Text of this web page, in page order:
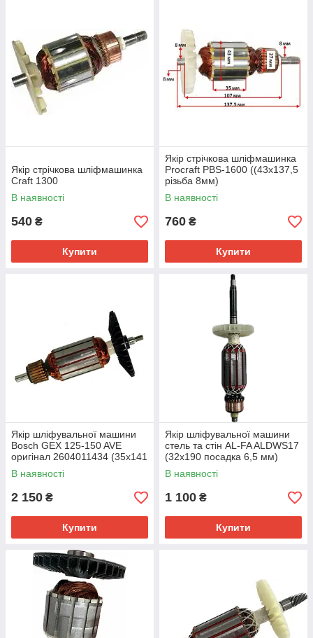
Якір стрічкова шліфмашинка
Craft 1300
В наявності
540 ₴
Купити
Якір стрічкова шліфмашинка
Procraft PBS-1600 ((43х137,5
різьба 8мм)
В наявності
760 ₴
Купити
Якір шліфувальної машини
Bosch GEX 125-150 AVE
оригінал 2604011434 (35х141
різьба 6мм)
В наявності
2 150 ₴
Купити
Якір шліфувальної машини
стель та стін AL-FA ALDWS17
(32х190 посадка 6,5 мм)
В наявності
1 100 ₴
Купити